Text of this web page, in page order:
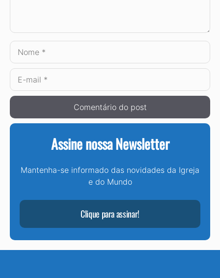
Nome
E-
mail
Assine nossa Newsletter
Mantenha-se informado das novidades da Igreja
e do Mundo
Clique para assinar!